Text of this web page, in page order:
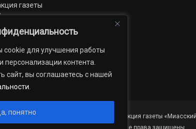
для улучшения работы
персонализации контента.
сайт, вы соглашаетесь с нашей
понятно
газеты
дом
некоммерческая организация «Редакция газеты
«Издательский дом «Губерния». Все права защищены.